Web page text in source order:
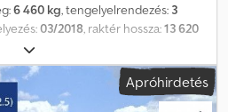
6 460 kg, tengelyelrendezés: 3
03/2018 , raktér hossza:13 620
2 480 mm
, abroncs méret:385/55 R22,5,
ABS
, Saját tömeg: 6460 kg, DIN EN
(Ho Sz Ma): 13 620 mm x 2 480
Apróhirdetés